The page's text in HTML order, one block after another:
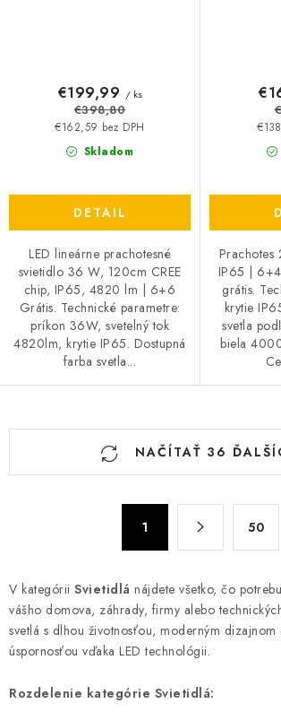
Skladom
€162,59 bez DPH
€199,99 / ks
€398,80
DETAIL
LED lineárne prachotesné
svietidlo 36 W, 120cm CREE
chip, IP65, 4820 lm | 6+6
Grátis. Technické parametre:
príkon 36W, svetelný tok
4820lm, krytie IP65. Dostupná
farba svetla...
Prachotes
IP65 |
grátis.
krytie
svetla
biela
c
i
e
p
v
NAČÍTAŤ 36
á
n
k
o
v
a
1 50
V kategórii Svietidlá nájdete všetko, čo
vášho domova, záhrady, firmy alebo
svetlá s dlhou životnosťou, moderným dizajnom
úspornosťou vďaka LED technológii.
Rozdelenie kategórie Svietidlá: